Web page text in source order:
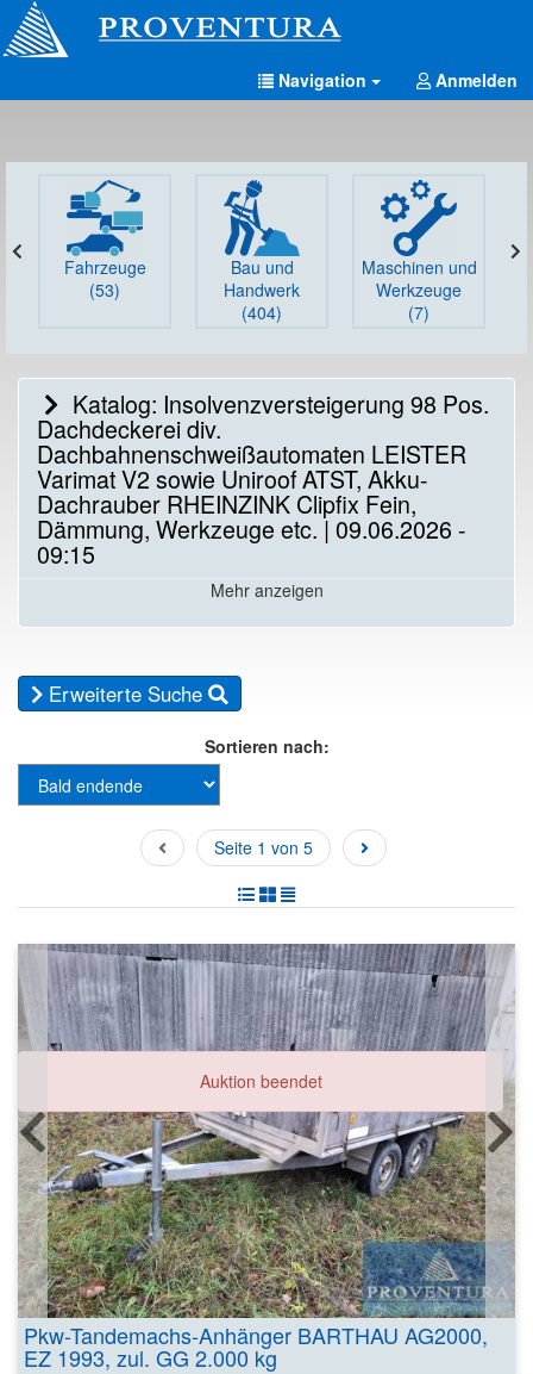
Navigation Anmelden
Fahrzeuge
(53)
Bau und
Handwerk
(404)
Maschinen und
Werkzeuge
(7)
Katalog: Insolvenzversteigerung 98 Pos.
Dachdeckerei div.
Dachbahnenschweißautomaten LEISTER
Varimat V2 sowie Uniroof ATST, Akku-
Dachrauber RHEINZINK Clipfix Fein,
Dämmung, Werkzeuge etc. | 09.06.2026 -
09:15
Mehr anzeigen
Erweiterte Suche
Sortieren nach:
Seite 1 von 5
Auktion beendet
Pkw-Tandemachs-Anhänger BARTHAU AG2000,
EZ 1993, zul. GG 2.000 kg